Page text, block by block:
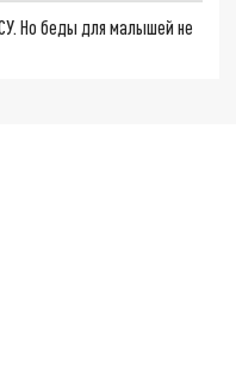
Но беды для малышей не